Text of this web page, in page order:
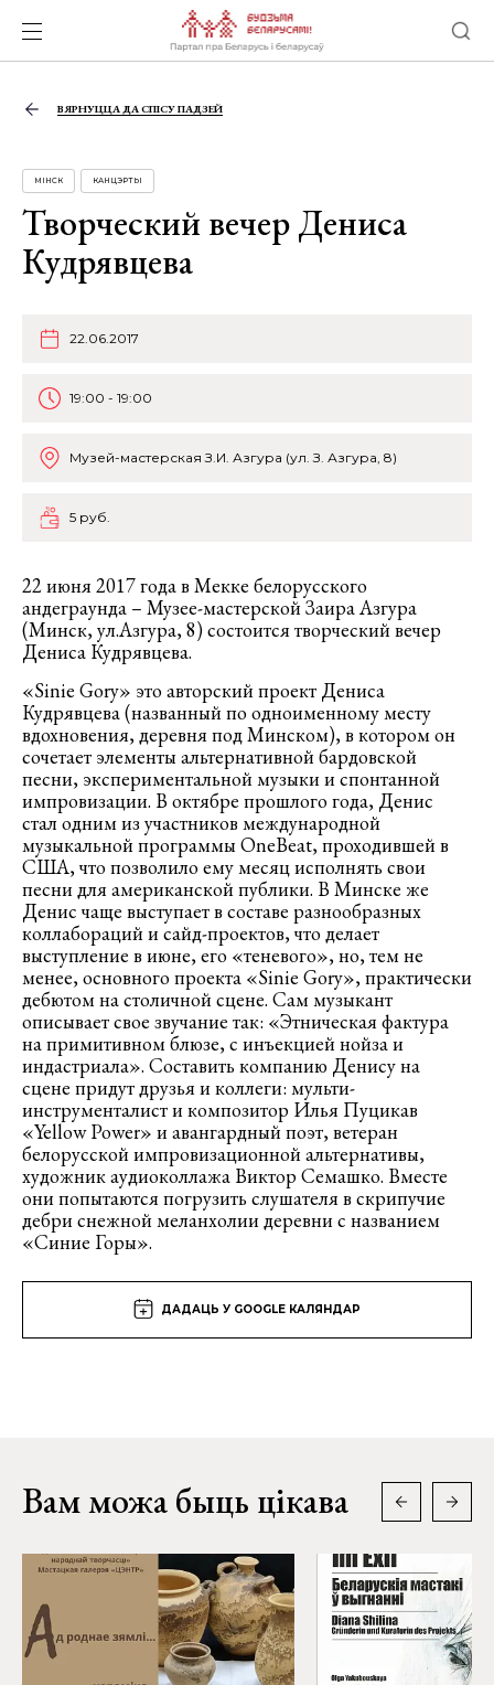
ВЯРНУЦЦА ДА СПІСУ ПАДЗЕЙ
МІНСК КАНЦЭРТЫ
Творческий вечер Дениса
Кудрявцева
22.06.2017
19:00 - 19:00
Музей-мастерская З.И. Азгура (ул. З. Азгура, 8)
5 руб.
22 июня 2017 года в Мекке белорусского
андеграунда – Музее-мастерской Заира Азгура
(Минск, ул.Азгура, 8) состоится творческий вечер
Дениса Кудрявцева.
«Sinie Gory» это авторский проект Дениса
Кудрявцева (названный по одноименному месту
вдохновения, деревня под Минском), в котором он
сочетает элементы альтернативной бардовской
песни, экспериментальной музыки и спонтанной
импровизации. В октябре прошлого года, Денис
стал одним из участников международной
музыкальной программы OneBeat, проходившей в
США, что позволило ему месяц исполнять свои
песни для американской публики. В Минске же
Денис чаще выступает в составе разнообразных
коллабораций и сайд-проектов, что делает
выступление в июне, его «теневого», но, тем не
менее, основного проекта «Sinie Gory», практически
дебютом на столичной сцене. Сам музыкант
описывает свое звучание так: «Этническая фактура
на примитивном блюзе, с инъекцией нойза и
индастриала». Составить компанию Денису на
сцене придут друзья и коллеги: мульти-
инструменталист и композитор Илья Пуцикав
«Yellow Power» и авангардный поэт, ветеран
белорусской импровизационной альтернативы,
художник аудиоколлажа Виктор Семашко. Вместе
они попытаются погрузить слушателя в скрипучие
дебри снежной меланхолии деревни с названием
«Синие Горы».
ДАДАЦЬ У GOOGLE КАЛЯНДАР
Вам можа быць цікава